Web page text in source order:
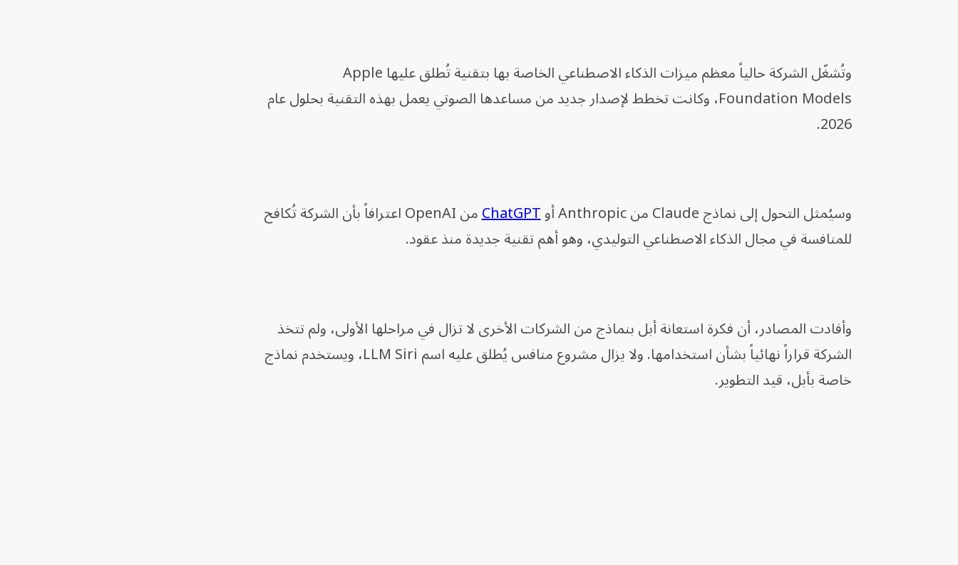
وتُشغّل الشركة حالياً معظم ميزات الذكاء الاصطناعي الخاصة بها بتقنية تُطلق عليها Apple
Foundation Models، وكانت تخطط لإصدار جديد من مساعدها الصوتي يعمل بهذه التقنية بحلول عام
2026.
وسيُمثل التحول إلى نماذج Claude من Anthropic أو ChatGPT
من OpenAI اعترافاً بأن الشركة تُكافح
للمنافسة في مجال الذكاء الاصطناعي التوليدي، وهو أهم تقنية جديدة منذ عقود.
وأفادت المصادر، أن فكرة استعانة أبل بنماذج من الشركات الأخرى لا تزال في مراحلها الأولى، ولم تتخذ
الشركة قراراً نهائياً بشأن استخدامها. ولا يزال مشروع منافس يُطلق عليه اسم LLM Siri، ويستخدم نماذج
خاصة بأبل، قيد التطوير.